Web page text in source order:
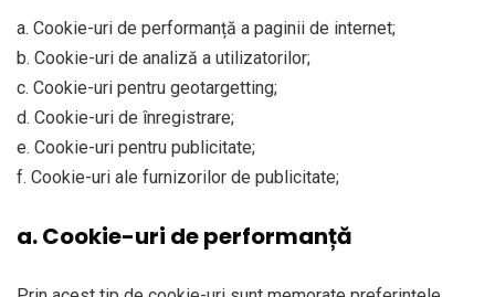
a. Cookie-uri de performanță a paginii de internet;
b. Cookie-uri de analiză a utilizatorilor;
c. Cookie-uri pentru geotargetting;
d. Cookie-uri de înregistrare;
e. Cookie-uri pentru publicitate;
f. Cookie-uri ale furnizorilor de publicitate;
a. Cookie-uri de performanță